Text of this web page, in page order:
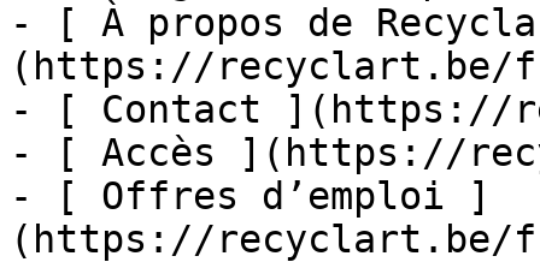
- [ À propos de
(https://recyclart.be/
- [ Contact ](https://
- [ Accès ](https://
- [ Offres d’emploi ]
(https://recyclart.be/